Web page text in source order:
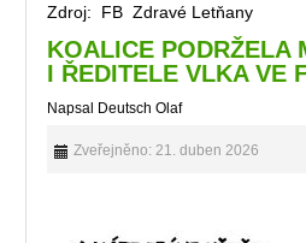
Zdroj: FB Zdravé Letňany
KOALICE PODRŽELA
I ŘEDITELE VLKA VE
Napsal Deutsch Olaf
Zveřejněno: 21. duben 2026